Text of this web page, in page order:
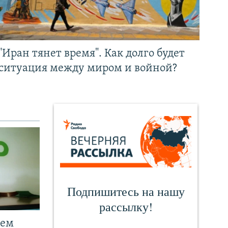
тянет время". Как долго будет
между миром и войной?